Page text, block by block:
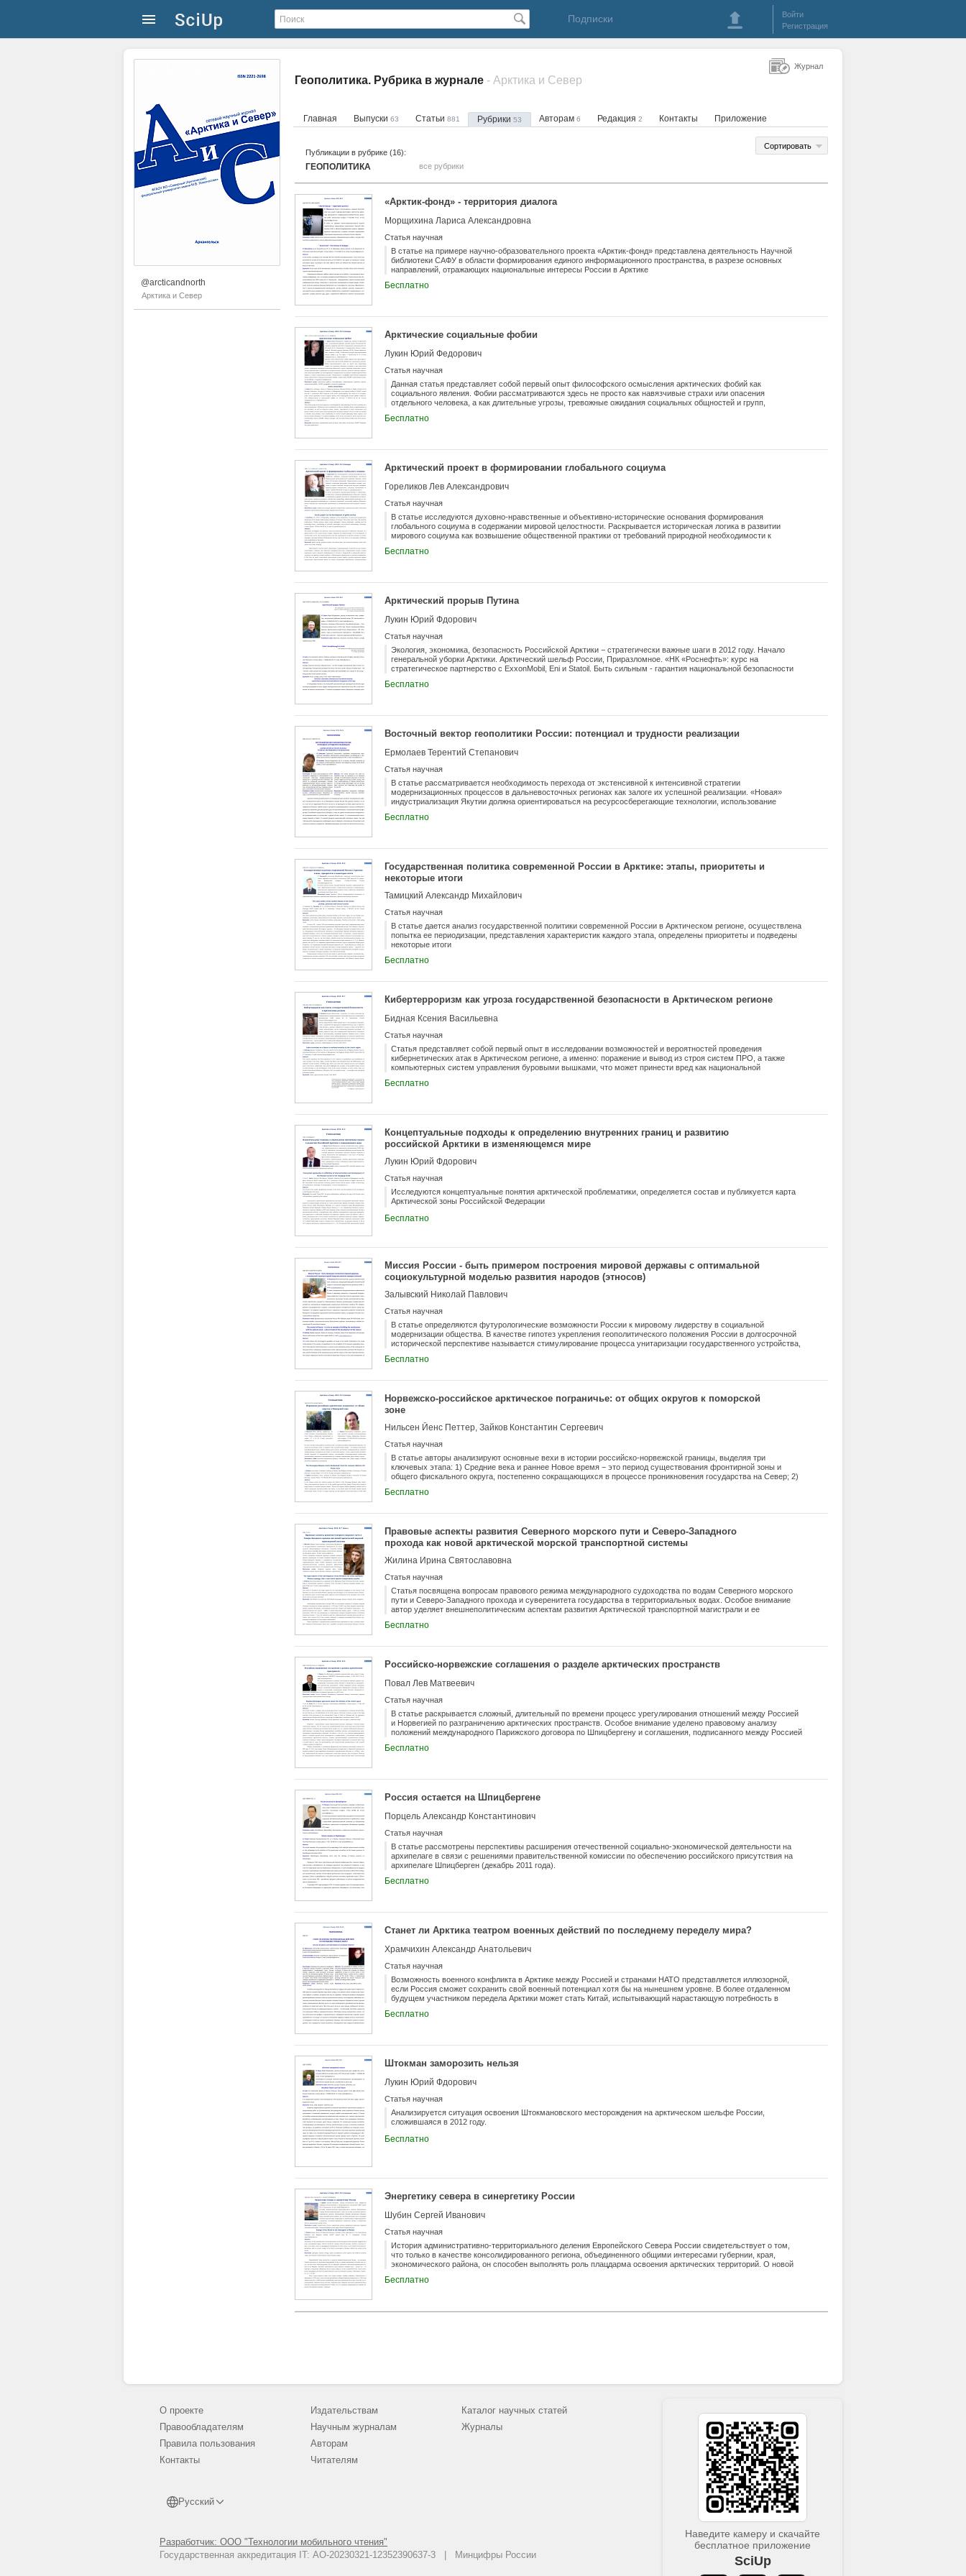
Подписки
Войти
Регистрация
@arcticandnorth
Арктика и Север
Геополитика. Рубрика в журнале - Арктика и Север
Главная Выпуски 63 Статьи 881 Рубрики 53 Авторам 6 Редакция 2 Контакты Приложение
Сортировать
Публикации в рубрике (16):
ГЕОПОЛИТИКА все рубрики
«Арктик-фонд» - территория диалога
Морщихина Лариса Александровна
Статья научная
В статье на примере научно-образовательного проекта «Арктик-фонд» представлена деятельность Научной
библиотеки САФУ в области формирования единого информационного пространства, в разрезе основных
направлений, отражающих национальные интересы России в Арктике
Бесплатно
Арктические социальные фобии
Лукин Юрий Федорович
Статья научная
Данная статья представляет собой первый опыт философского осмысления арктических фобий как
социального явления. Фобии рассматриваются здесь не просто как навязчивые страхи или опасения
отдельного человека, а как длительные угрозы, тревожные ожидания социальных общностей и групп,
попытка определения социальных фобий, их классификации; содержательно исследуются мировоззрение
полярным перфомансом.
Бесплатно
Арктический проект в формировании глобального социума
Гореликов Лев Александрович
Статья научная
В статье исследуются духовно-нравственные и объективно-исторические основания формирования
глобального социума в содержании мировой целостности. Раскрывается историческая логика в развитии
мирового социума как возвышение общественной практики от требований природной необходимости к
гуманистической консолидации человечества.
Бесплатно
Арктический прорыв Путина
Лукин Юрий Фдорович
Статья научная
Экология, экономика, безопасность Российской Арктики − стратегически важные шаги в 2012 году. Начало
генеральной уборки Арктики. Арктический шельф России, Приразломное. «НК «Роснефть»: курс на
стратегическое партнерство с ExxonMobil, Eni и Statoil. Быть сильным - гарантия национальной безопасности
Бесплатно
Восточный вектор геополитики России: потенциал и трудности реализации
Ермолаев Терентий Степанович
Статья научная
В статье рассматривается необходимость перехода от экстенсивной к интенсивной стратегии
модернизационных процессов в дальневосточных регионах как залоге их успешной реализации. «Новая»
индустриализация Якутии должна ориентироваться на ресурсосберегающие технологии, использование
Бесплатно
Государственная политика современной России в Арктике: этапы, приоритеты и
некоторые итоги
Тамицкий Александр Михайлович
Статья научная
В статье дается анализ государственной политики современной России в Арктическом регионе, осуществлена
попытка ее периодизации, представления характеристик каждого этапа, определены приоритеты и подведены
некоторые итоги
Бесплатно
Кибертерроризм как угроза государственной безопасности в Арктическом регионе
Бидная Ксения Васильевна
Статья научная
Статья представляет собой первый опыт в исследовании возможностей и вероятностей проведения
кибернетических атак в Арктическом регионе, а именно: поражение и вывод из строя систем ПРО, а также
компьютерных систем управления буровыми вышками, что может принести вред как национальной
вопрос возможного влияния актов кибертерроризма на освоение арктического сектора России, то есть
Бесплатно
Концептуальные подходы к определению внутренних границ и развитию
российской Арктики в изменяющемся мире
Лукин Юрий Фдорович
Статья научная
Исследуются концептуальные понятия арктической проблематики, определяется состав и публикуется карта
Арктической зоны Российской Федерации
Бесплатно
Миссия России - быть примером построения мировой державы с оптимальной
социокультурной моделью развития народов (этносов)
Залывский Николай Павлович
Статья научная
В статье определяются футурологические возможности России к мировому лидерству в социальной
модернизации общества. В качестве гипотез укрепления геополитического положения России в долгосрочной
исторической перспективе называется стимулирование процесса унитаризации государственного устройства,
социума с культурой единого исторического бытия. Автор подчеркивает, что мировое лидерство России в
страны, ее народов (этносов) и всего российского общества.
Бесплатно
Норвежско-российское арктическое пограничье: от общих округов к поморской
зоне
Нильсен Йенс Петтер, Зайков Константин Сергеевич
Статья научная
В статье авторы анализируют основные вехи в истории российско-норвежской границы, выделяя три
ключевых этапа: 1) Средние века и раннее Новое время − это период существования фронтирной зоны и
общего фискального округа, постепенно сокращающихся в процессе проникновения государства на Север; 2)
интеграционными процессами, прозрачными границами и инициативами по созданию современных форм
Бесплатно
Правовые аспекты развития Северного морского пути и Северо-Западного
прохода как новой арктической морской транспортной системы
Жилина Ирина Святославовна
Статья научная
Статья посвящена вопросам правового режима международного судоходства по водам Северного морского
пути и Северо-Западного прохода и суверенитета государства в территориальных водах. Особое внимание
автор уделяет внешнеполитическим аспектам развития Арктической транспортной магистрали и ее
Бесплатно
Российско-норвежские соглашения о разделе арктических пространств
Повал Лев Матвеевич
Статья научная
В статье раскрывается сложный, длительный по времени процесс урегулирования отношений между Россией
и Норвегией по разграничению арктических пространств. Особое внимание уделено правовому анализу
положений международного Парижского договора по Шпицбергену и соглашения, подписанного между Россией
Бесплатно
Россия остается на Шпицбергене
Порцель Александр Константинович
Статья научная
В статье рассмотрены перспективы расширения отечественной социально-экономической деятельности на
архипелаге в связи с решениями правительственной комиссии по обеспечению российского присутствия на
архипелаге Шпицберген (декабрь 2011 года).
Бесплатно
Станет ли Арктика театром военных действий по последнему переделу мира?
Храмчихин Александр Анатольевич
Статья научная
Возможность военного конфликта в Арктике между Россией и странами НАТО представляется иллюзорной,
если Россия сможет сохранить свой военный потенциал хотя бы на нынешнем уровне. В более отдаленном
будущем участником передела Арктики может стать Китай, испытывающий нарастающую потребность в
Бесплатно
Штокман заморозить нельзя
Лукин Юрий Фдорович
Статья научная
Анализируется ситуация освоения Штокмановского месторождения на арктическом шельфе России,
сложившаяся в 2012 году.
Бесплатно
Энергетику севера в синергетику России
Шубин Сергей Иванович
Статья научная
История административно-территориального деления Европейского Севера России свидетельствует о том,
что только в качестве консолидированного региона, объединенного общими интересами губернии, края,
экономического района, он способен выполнять роль плацдарма освоения арктических территорий. О новой
размышляет автор статьи.
Бесплатно
Журнал
О проекте
Правообладателям
Правила пользования
Контакты
Русский
Разработчик: ООО "Технологии мобильного чтения"
Государственная аккредитация IT: АО-20230321-12352390637-3 | Минцифры России
Издательствам
Научным журналам
Авторам
Читателям
Каталог научных статей
Журналы
Наведите камеру и скачайте
бесплатное приложение
SciUp